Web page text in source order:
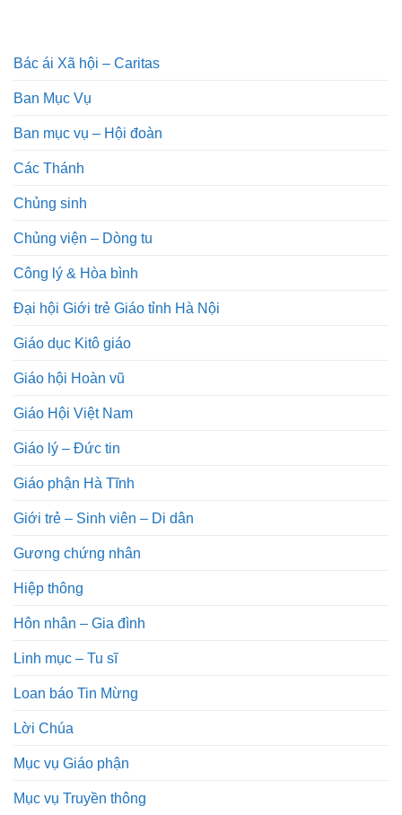
Bác ái Xã hội – Caritas
Ban Mục Vụ
Ban mục vụ – Hội đoàn
Các Thánh
Chủng sinh
Chủng viện – Dòng tu
Công lý & Hòa bình
Đại hội Giới trẻ Giáo tỉnh Hà Nội
Giáo dục Kitô giáo
Giáo hội Hoàn vũ
Giáo Hội Việt Nam
Giáo lý – Đức tin
Giáo phận Hà Tĩnh
Giới trẻ – Sinh viên – Di dân
Gương chứng nhân
Hiệp thông
Hôn nhân – Gia đình
Linh mục – Tu sĩ
Loan báo Tin Mừng
Lời Chúa
Mục vụ Giáo phận
Mục vụ Truyền thông